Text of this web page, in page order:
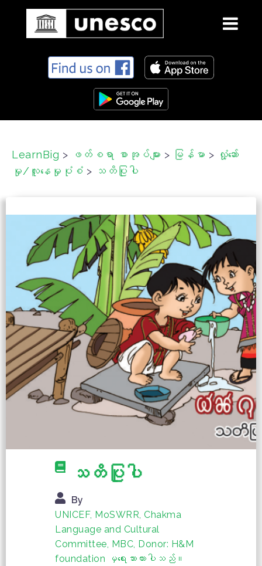
e
LearnBig > ဖတ်စရာ စာအုပ်များ > မြန်မာ > လှုံ့ဆော်
မှု/လူနေမှုပုံစံ > သတိပြုပါ
သတိပြုပါ
By
UNICEF, MoSWRR, Chakma
Language and Cultural
Committee, MBC, Donor: H&M
foundation မှရေးသားထားပါသည်။